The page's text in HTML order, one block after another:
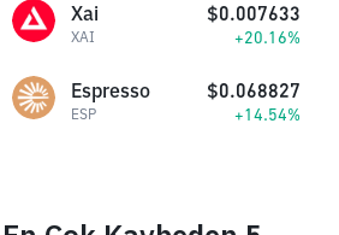
Xai
XAI
$0.007633
+20.16%
Espresso
ESP
$0.068827
+14.54%